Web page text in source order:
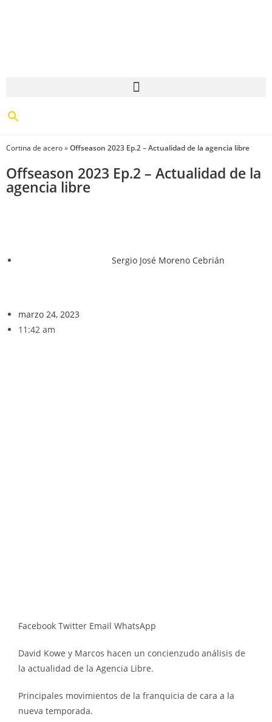
Cortina de acero»Offseason 2023 Ep.2 – Actualidad de la agencia libre
Offseason 2023 Ep.2 – Actualidad de la
agencia libre
Sergio José Moreno Cebrián
marzo 24, 2023
11:42 am
Facebook Twitter Email WhatsApp
David Kowe y Marcos hacen un concienzudo análisis de
la actualidad de la Agencia Libre.
Principales movimientos de la franquicia de cara a la
nueva temporada.